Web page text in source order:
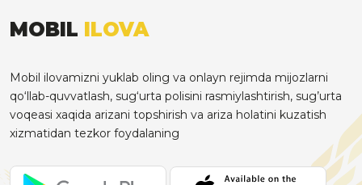
MOBIL ILOVA
Mobil ilovamizni yuklab oling va onlayn rejimda mijozlarni
qo‘llab-quvvatlash, sug‘urta polisini rasmiylashtirish, sug’urta
voqeasi xaqida arizani topshirish va ariza holatini kuzatish
xizmatidan tezkor foydalaning